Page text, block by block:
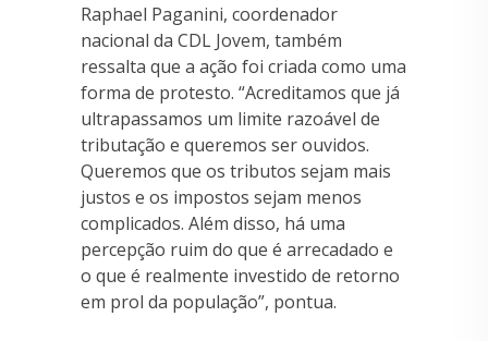
Raphael Paganini, coordenador
nacional da CDL Jovem, também
ressalta que a ação foi criada como uma
forma de protesto. “Acreditamos que já
ultrapassamos um limite razoável de
tributação e queremos ser ouvidos.
Queremos que os tributos sejam mais
justos e os impostos sejam menos
complicados. Além disso, há uma
percepção ruim do que é arrecadado e
o que é realmente investido de retorno
em prol da população”, pontua.